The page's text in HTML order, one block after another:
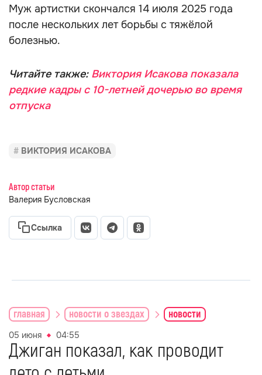
Муж артистки скончался 14 июля 2025 года
после нескольких лет борьбы с тяжёлой
болезнью.
Читайте также: Виктория Исакова показала
редкие кадры с 10-летней дочерью во время
отпуска
ВИКТОРИЯ ИСАКОВА
Автор статьи
Валерия Бусловская
Ссылка
главная новости о звездах новости
05 июня 04:55
Джиган показал, как проводит